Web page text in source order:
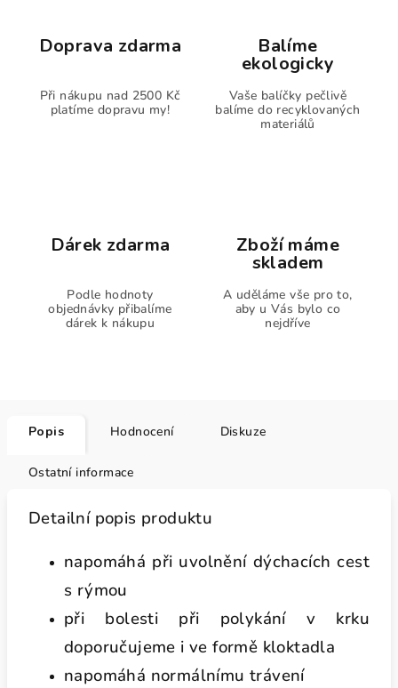
Doprava zdarma
Při nákupu nad 2500 Kč
platíme dopravu my!
Balíme
ekologicky
Vaše balíčky pečlivě
balíme do recyklovaných
materiálů
Dárek zdarma
Podle hodnoty
objednávky přibalíme
dárek k nákupu
Zboží máme
skladem
A uděláme vše pro to,
aby u Vás bylo co
nejdříve
Popis Hodnocení Diskuze
Ostatní informace
Detailní popis produktu
napomáhá při uvolnění dýchacích cest
s rýmou
při bolesti při polykání v krku
doporučujeme i ve formě kloktadla
napomáhá normálnímu trávení